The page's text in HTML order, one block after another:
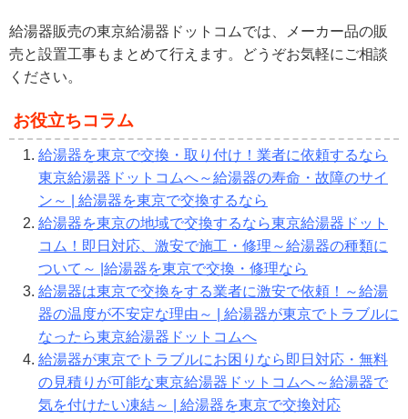
給湯器販売の東京給湯器ドットコムでは、メーカー品の販
売と設置工事もまとめて行えます。どうぞお気軽にご相談
ください。
お役立ちコラム
給湯器を東京で交換・取り付け！業者に依頼するなら
東京給湯器ドットコムへ～給湯器の寿命・故障のサイ
ン～ | 給湯器を東京で交換するなら
給湯器を東京の地域で交換するなら東京給湯器ドット
コム！即日対応、激安で施工・修理～給湯器の種類に
ついて～ |給湯器を東京で交換・修理なら
給湯器は東京で交換をする業者に激安で依頼！～給湯
器の温度が不安定な理由～ | 給湯器が東京でトラブルに
なったら東京給湯器ドットコムへ
給湯器が東京でトラブルにお困りなら即日対応・無料
の見積りが可能な東京給湯器ドットコムへ～給湯器で
気を付けたい凍結～ | 給湯器を東京で交換対応